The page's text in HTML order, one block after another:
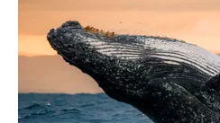
วันพฤหั